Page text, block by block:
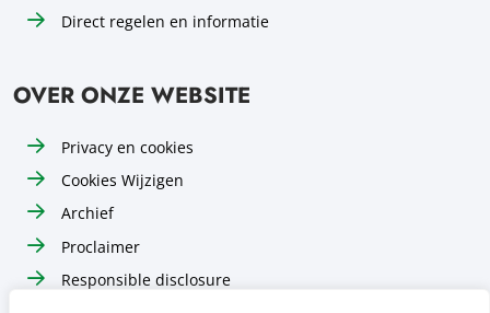
Direct regelen en informatie
OVER ONZE WEBSITE
Privacy en cookies
Cookies Wijzigen
Archief
Proclaimer
Responsible disclosure